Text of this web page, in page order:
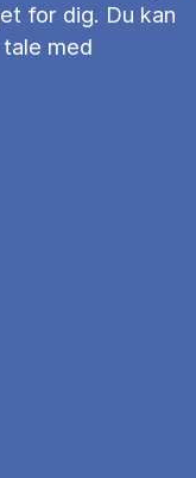
for dig. Du kan
med